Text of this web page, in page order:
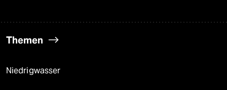
Themen
Niedrigwasser